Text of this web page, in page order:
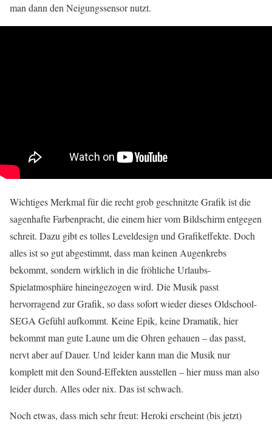
man dann den Neigungssensor nutzt.
Wichtiges Merkmal für die recht grob geschnitzte Grafik ist die
sagenhafte Farbenpracht, die einem hier vom Bildschirm entgegen
schreit. Dazu gibt es tolles Leveldesign und Grafikeffekte. Doch
alles ist so gut abgestimmt, dass man keinen Augenkrebs
bekommt, sondern wirklich in die fröhliche Urlaubs-
Spielatmosphäre hineingezogen wird. Die Musik passt
hervorragend zur Grafik, so dass sofort wieder dieses Oldschool-
SEGA Gefühl aufkommt. Keine Epik, keine Dramatik, hier
bekommt man gute Laune um die Ohren gehauen – das passt,
nervt aber auf Dauer. Und leider kann man die Musik nur
komplett mit den Sound-Effekten ausstellen – hier muss man also
leider durch. Alles oder nix. Das ist schwach.
Noch etwas, dass mich sehr freut: Heroki erscheint (bis jetzt)